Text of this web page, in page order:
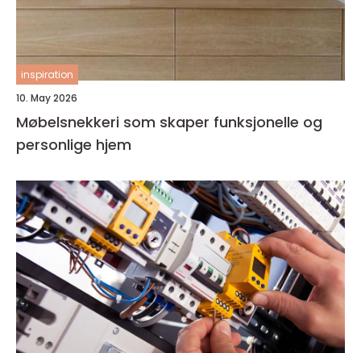
inspiration
10. May 2026
Møbelsnekkeri som skaper funksjonelle og
personlige hjem